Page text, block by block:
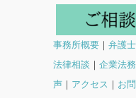
事務所概要｜ 弁護
法律相談 ｜ 企業法
声｜ アクセス ｜ お